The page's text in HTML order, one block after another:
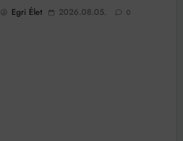
Egri Élet 2026.08.05. 0